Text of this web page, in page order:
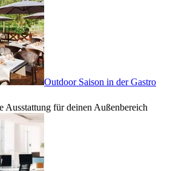
Outdoor Saison in der Gastro
Ausstattung für deinen Außenbereich